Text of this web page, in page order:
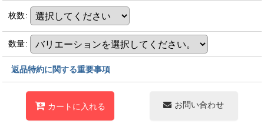
枚数:
数量:
返品特約に関する重要事項
カートに入れる お問い合わせ